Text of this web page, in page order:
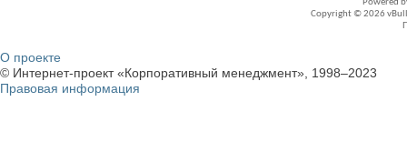
Powered
Copyright © 2026
О проекте
© Интернет-проект «Корпоративный менеджмент», 1998–2023
Правовая информация